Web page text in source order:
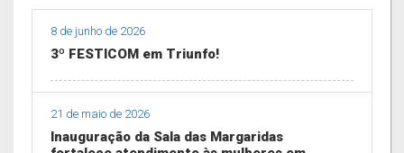
8 de junho de 2026
3º FESTICOM em Triunfo!
21 de maio de 2026
Inauguração da Sala das Margaridas